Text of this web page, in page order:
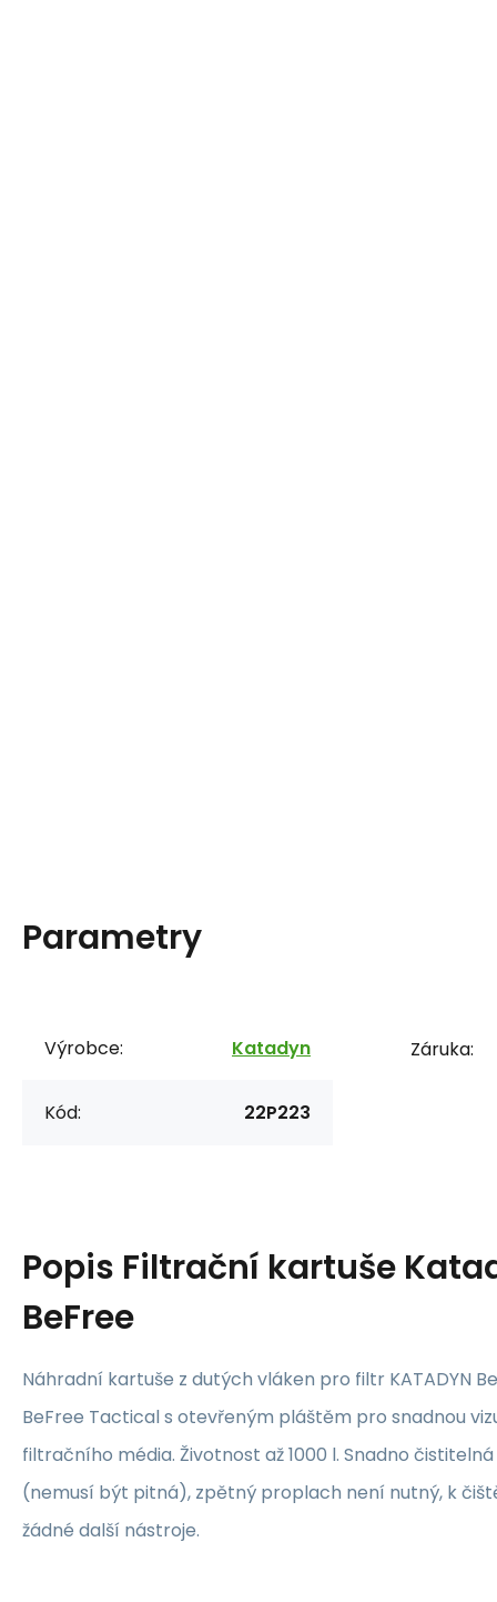
Parametry
Výrobce: Katadyn
Kód: 22P223
Záruka:
Popis Filtrační kartuše
BeFree
Náhradní kartuše z dutých vláken pro filtr KATADYN
BeFree Tactical s otevřeným pláštěm pro snadnou
filtračního média. Životnost až 1000 l. Snadno
(nemusí být pitná), zpětný proplach není nutný, k
žádné další nástroje.